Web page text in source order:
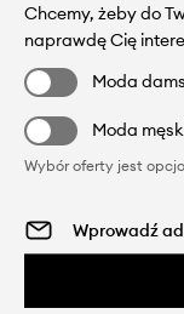
Chcemy, żeby do
naprawdę Cię
Moda
Moda
Wybór oferty jest